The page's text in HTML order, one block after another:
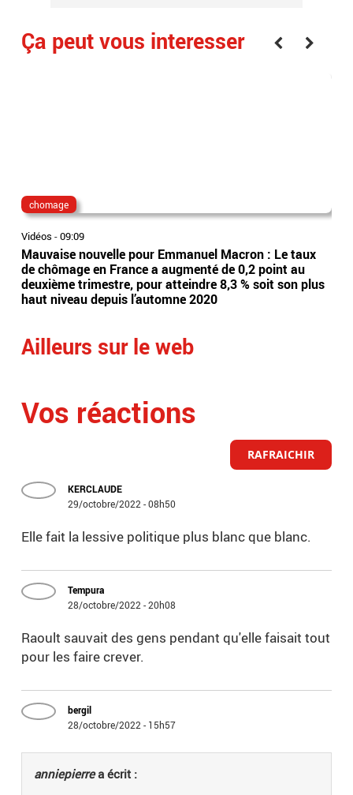
Ça peut vous interesser
chomage
Vidéos -09:09
Mauvaise nouvelle pour Emmanuel Macron : Le taux
de chômage en France a augmenté de 0,2 point au
deuxième trimestre, pour atteindre 8,3 % soit son plus
haut niveau depuis l’automne 2020
Ailleurs sur le web
Vos réactions
RAFRAICHIR
KERCLAUDE
29/octobre/2022 - 08h50
Elle fait la lessive politique plus blanc que blanc.
Tempura
28/octobre/2022 - 20h08
Raoult sauvait des gens pendant qu'elle faisait tout
pour les faire crever.
bergil
28/octobre/2022 - 15h57
anniepierrea écrit :